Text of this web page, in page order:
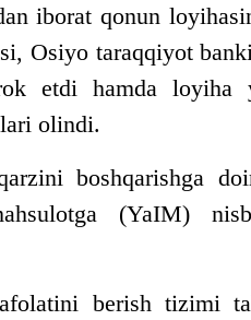
iborat qonun
Osiyo taraqqiyot
etdi hamda
olindi.
boshqarishga
(YaIM)
berish tizimi